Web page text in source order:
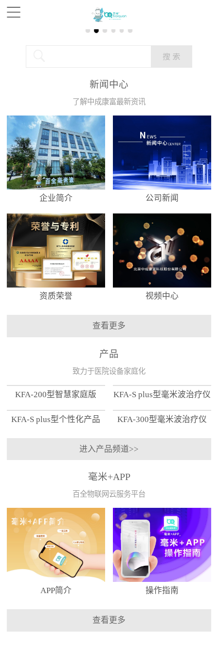
新闻中心
了解中成康富最新资讯
企业简介 公司新闻
资质荣誉 视频中心
查看更多
产品
致力于医院设备家庭化
KFA-200型智慧家庭版 KFA-S plus型毫米波治疗仪
KFA-S plus型个性化产品
KFA-300型毫米波治疗仪
进入产品频道>>
毫米+APP
百全物联网云服务平台
APP简介 操作指南
查看更多